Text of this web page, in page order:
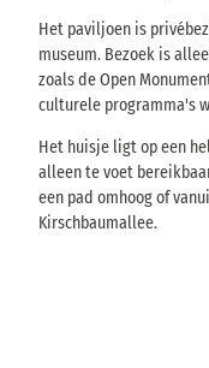
Het paviljoen is
museum. Bezoek is
zoals de Open
culturele programma's
Het huisje ligt op een
alleen te voet
een pad omhoog of
Kirschbaumallee.